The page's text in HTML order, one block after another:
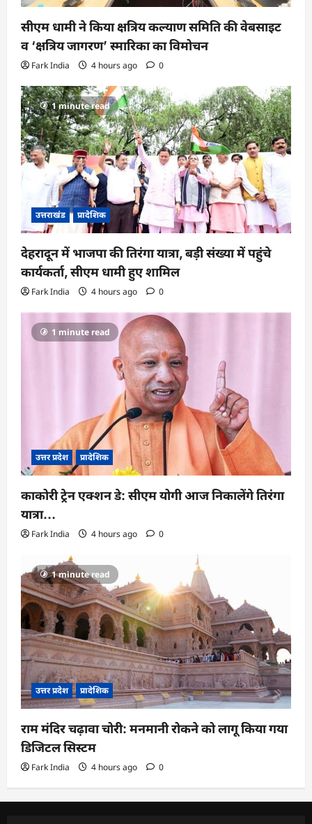
सीएम धामी ने किया क्षत्रिय कल्याण समिति की वेबसाइट
व ‘क्षत्रिय जागरण’ स्मारिका का विमोचन
Fark India 4 hours ago 0
1 minute read
उत्तराखंड प्रादेशिक
देहरादून में भाजपा की तिरंगा यात्रा, बड़ी संख्या में पहुंचे
कार्यकर्ता, सीएम धामी हुए शामिल
Fark India 4 hours ago 0
1 minute read
उत्तर प्रदेश प्रादेशिक
काकोरी ट्रेन एक्शन डे: सीएम योगी आज निकालेंगे तिरंगा
यात्रा…
Fark India 4 hours ago 0
1 minute read
उत्तर प्रदेश प्रादेशिक
राम मंदिर चढ़ावा चोरी: मनमानी रोकने को लागू किया गया
डिजिटल सिस्टम
Fark India 4 hours ago 0